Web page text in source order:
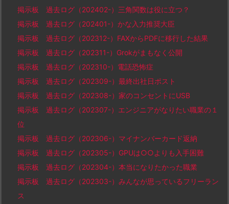
掲示板 過去ログ（202402-）三角関数は役に立つ？
掲示板 過去ログ（202401-）かな入力推奨大臣
掲示板 過去ログ（202312-）FAXからPDFに移行した結果
掲示板 過去ログ（202311-）Grokがまもなく公開
掲示板 過去ログ（202310-）電話恐怖症
掲示板 過去ログ（202309-）最終出社日ポスト
掲示板 過去ログ（202308-）家のコンセントにUSB
掲示板 過去ログ（202307-）エンジニアがなりたい職業の１
位
掲示板 過去ログ（202306-）マイナンバーカード返納
掲示板 過去ログ（202305-）GPUは○○よりも入手困難
掲示板 過去ログ（202304-）本当になりたかった職業
掲示板 過去ログ（202303-）みんなが思っているフリーラン
ス